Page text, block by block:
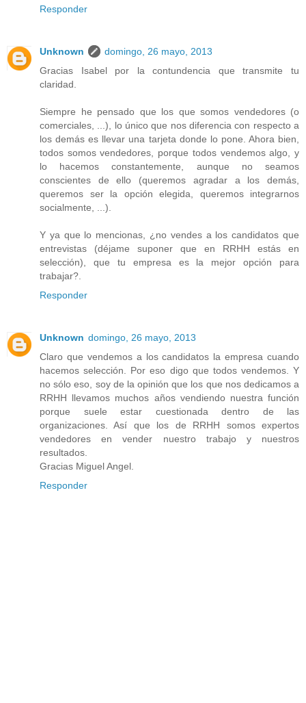
Responder
Unknown
domingo, 26 mayo, 2013
Gracias Isabel por la contundencia que transmite tu
claridad.
Siempre he pensado que los que somos vendedores (o
comerciales, ...), lo único que nos diferencia con respecto a
los demás es llevar una tarjeta donde lo pone. Ahora bien,
todos somos vendedores, porque todos vendemos algo, y
lo hacemos constantemente, aunque no seamos
conscientes de ello (queremos agradar a los demás,
queremos ser la opción elegida, queremos integrarnos
socialmente, ...).
Y ya que lo mencionas, ¿no vendes a los candidatos que
entrevistas (déjame suponer que en RRHH estás en
selección), que tu empresa es la mejor opción para
trabajar?.
Responder
Unknown domingo, 26 mayo, 2013
Claro que vendemos a los candidatos la empresa cuando
hacemos selección. Por eso digo que todos vendemos. Y
no sólo eso, soy de la opinión que los que nos dedicamos a
RRHH llevamos muchos años vendiendo nuestra función
porque suele estar cuestionada dentro de las
organizaciones. Así que los de RRHH somos expertos
vendedores en vender nuestro trabajo y nuestros
resultados.
Gracias Miguel Angel.
Responder